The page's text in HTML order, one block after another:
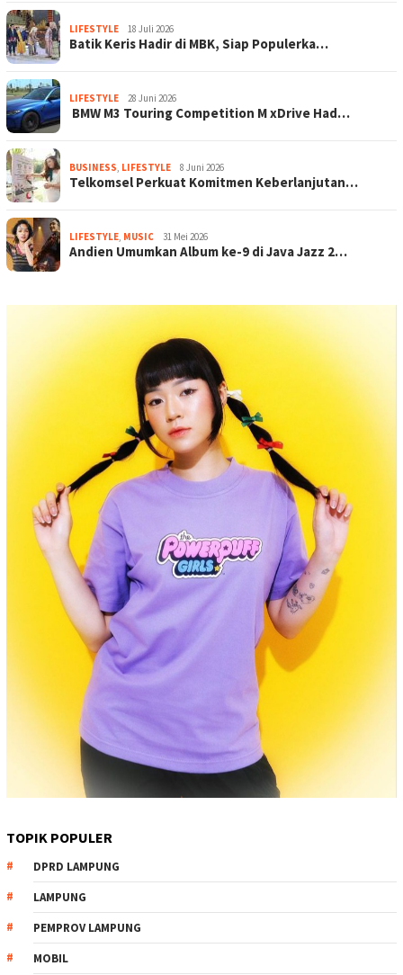
LIFESTYLE 18 Juli 2026
Batik Keris Hadir di MBK, Siap Populerka…
LIFESTYLE 28 Juni 2026
BMW M3 Touring Competition M xDrive Had…
BUSINESS, LIFESTYLE 8 Juni 2026
Telkomsel Perkuat Komitmen Keberlanjutan…
LIFESTYLE, MUSIC 31 Mei 2026
Andien Umumkan Album ke-9 di Java Jazz 2…
TOPIK POPULER
DPRD LAMPUNG
LAMPUNG
PEMPROV LAMPUNG
MOBIL